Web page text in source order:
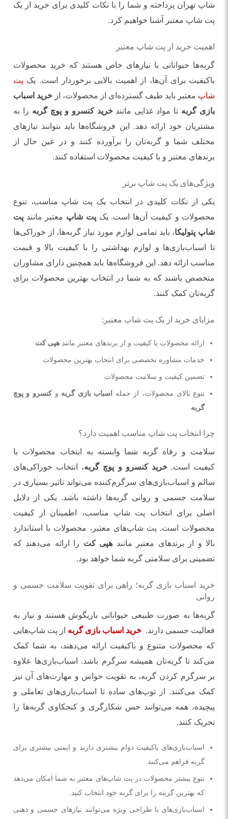
شاپ تهران پرداخته و شما را با نکات کلیدی برای خرید از یک
پت شاپ معتبر آشنا خواهیم کرد.
اهمیت خرید از پت شاپ معتبر
گربه‌ها حیواناتی با نیازهای خاص هستند که خرید محصولات
باکیفیت برای آن‌ها، از اهمیت بالایی برخوردار است. یک پت
شاپ معتبر باید طیف گسترده‌ای از محصولات، ازخرید اسباب
بازی گربه تا مواد غذایی مانندخرید کنسرو و پوچ گربه را به
مشتریان خود ارائه دهد. این فروشگاه‌ها باید بتوانند نیازهای
مختلف شما و گربه‌تان را برآورده کنند و در عین حال از
برندهای معتبر و با کیفیت محصولات استفاده کنند.
ویژگی‌های یک پت شاپ برتر
یکی از نکات کلیدی در انتخاب یک پت شاپ مناسب، تنوع
محصولات و کیفیت آن‌ها است. یکپت شاپ معتبر مانندپت
شاپ پتولیکا، باید تمامی لوازم مورد نیاز گربه‌ها، از خوراکی‌ها
تا اسباب‌بازی‌ها و لوازم بهداشتی را با کیفیت بالا و قیمت
مناسب ارائه دهد. این فروشگاه‌ها باید همچنین دارای مشاوران
متخصص باشند که به شما در انتخاب بهترین محصولات برای
گربه‌تان کمک کنند.
مزایای خرید از یک پت شاپ معتبر:
ارائه محصولات با کیفیت و از برندهای معتبر مانند هپی کت
خدمات مشاوره تخصصی برای انتخاب بهترین محصولات
تضمین کیفیت و سلامت محصولات
تنوع بالای محصولات، از جمله اسباب بازی گربه وکنسرو و پوچ
گربه
چرا انتخاب پت شاپ مناسب اهمیت دارد؟
سلامت و رفاه گربه شما وابسته به انتخاب محصولات با
کیفیت است.خرید کنسرو و پوچ گربه، انتخاب خوراکی‌های
سالم و اسباب‌بازی‌های سرگرم‌کننده می‌تواند تاثیر بسیاری در
سلامت جسمی و روانی گربه‌ها داشته باشد. یکی از دلایل
اصلی برای انتخاب پت شاپ مناسب، اطمینان از کیفیت
محصولات است. پت شاپ‌های معتبر، محصولات با استاندارد
بالا و از برندهای معتبر مانند هپی کت را ارائه می‌دهند که
تضمینی برای سلامتی گربه شما خواهد بود.
خرید اسباب بازی گربه؛ راهی برای تقویت سلامت جسمی و
روانی
گربه‌ها به صورت طبیعی حیواناتی بازیگوش هستند و نیاز به
فعالیت جسمی دارند. خرید اسباب بازی گربه از پت شاپ‌هایی
که محصولات متنوع و باکیفیت ارائه می‌دهند، به شما کمک
می‌کند تا گربه‌تان همیشه سرگرم باشد. اسباب‌بازی‌ها علاوه
بر سرگرم کردن گربه، به تقویت حواس و مهارت‌های آن نیز
کمک می‌کنند. از توپ‌های ساده تا اسباب‌بازی‌های تعاملی و
پیچیده، همه می‌توانند حس شکارگری و کنجکاوی گربه‌ها را
تحریک کنند.
اسباب‌بازی‌های باکیفیت دوام بیشتری دارند و ایمنی بیشتری برای
گربه فراهم می‌کنند.
تنوع بیشتر محصولات در پت شاپ‌های معتبر به شما امکان می‌دهد
که بهترین گزینه را برای گربه خود انتخاب کنید.
اسباب‌بازی‌های با طراحی ویژه می‌توانند نیازهای جسمی و ذهنی